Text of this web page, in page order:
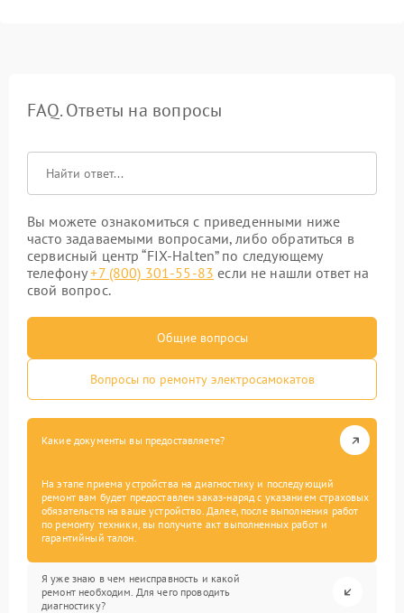
FAQ. Ответы на вопросы
Вы можете ознакомиться с приведенными ниже
часто задаваемыми вопросами, либо обратиться в
сервисный центр “FIX-Halten” по следующему
телефону+7 (800) 301-55-83 если не нашли ответ на
свой вопрос.
Общие вопросы
Вопросы по ремонту электросамокатов
Какие документы вы предоставляете?
На этапе приема устройства на диагностику и последующий
ремонт вам будет предоставлен заказ-наряд с указанием страховых
обязательств на ваше устройство. Далее, после выполнения работ
по ремонту техники, вы получите акт выполненных работ и
гарантийный талон.
Я уже знаю в чем неисправность и какой
ремонт необходим. Для чего проводить
диагностику?